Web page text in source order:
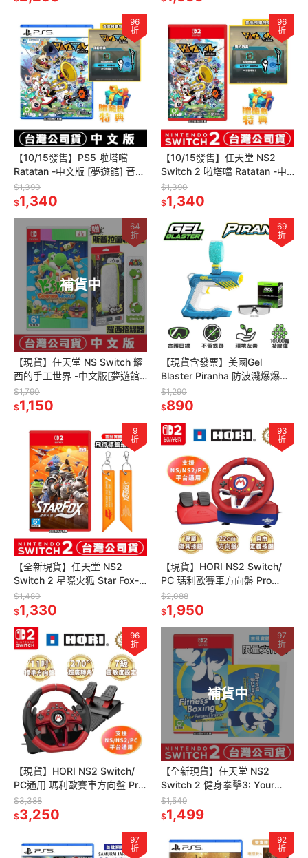
96
折
【10/15發售】PS5 啦塔噹
Ratatan -中文版 [夢遊館] 音樂
節奏 同樂
$1,390
$1,340
96
折
【10/15發售】任天堂 NS2
Switch 2 啦塔噹 Ratatan -中
文版 [夢遊館] 音樂 節奏 同樂
$1,390
$1,340
補貨中
64
折
【現貨】任天堂 NS Switch 耀
西的手工世界 -中文版[夢遊館]
同樂 家庭遊戲
$1,790
$1,150
69
折
【現貨含發票】美國Gel
Blaster Piranha 防波濺爆爆水
彈槍[夢遊館]玩具 水晶彈 射擊
遊戲 野營 CS
$1,290
$890
9
折
【全新現貨】任天堂 NS2
Switch 2 星際火狐 Star Fox-
中文版 [夢遊館] 扮裝濾鏡
$1,480
$1,330
93
折
【現貨】HORI NS2 Switch/
PC 瑪利歐賽車方向盤 Pro
Mini_NSX 122A 任天堂授權
$2,088
$1,950
96
折
【現貨】HORI NS2 Switch/
PC通用 瑪利歐賽車方向盤 Pro
DX NSX-123A 任天堂授權
$3,388
$3,250
補貨中
97
折
【全新現貨】任天堂 NS2
Switch 2 健身拳擊3: Your
Personal Trainer -中文版
$1,549
$1,499
97
折
92
折